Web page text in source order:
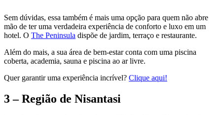
Sem dúvidas, essa também é mais uma opção para quem não abre
mão de ter uma verdadeira experiência de conforto e luxo em um
hotel. O The Peninsula dispõe de jardim, terraço e restaurante.
Além do mais, a sua área de bem-estar conta com uma piscina
coberta, academia, sauna e piscina ao ar livre.
Quer garantir uma experiência incrível? Clique aqui!
3 – Região de Nisantasi